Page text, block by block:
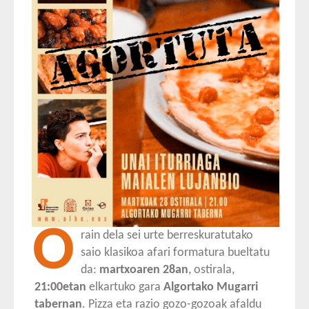
O
rain dela sei urte berreskuratutako
saio klasikoa afari formatura bueltatu
da: martxoaren 28an, ostirala,
21:00etan elkartuko gara Algortako Mugarri
tabernan. Pizza eta razio gozo-gozoak afaldu